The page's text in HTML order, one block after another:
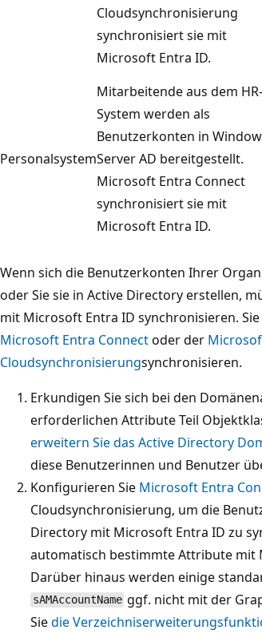
Cloudsynchronisierung
synchronisiert sie mit
Microsoft Entra ID.
Personalsystem
Mitarbeitende aus dem HR-
System werden als
Benutzerkonten in
Server AD bereitgestellt.
Microsoft Entra Connect
synchronisiert sie mit
Microsoft Entra ID.
Wenn sich die Benutzerkonten Ihrer
oder Sie sie in Active Directory erstellen,
mit Microsoft Entra ID synchronisieren.
Microsoft Entra Connectoder der
Cloudsynchronisierungsynchronisieren.
Erkundigen Sie sich bei den
erforderlichen Attribute Teil
erweitern Sie das Active Directory
diese Benutzerinnen und Benutzer
Konfigurieren Sie Microsoft Entra
Cloudsynchronisierung, um die
Directory mit Microsoft Entra ID zu
automatisch bestimmte Attribute mit
Darüber hinaus werden einige
sAMAccountName ggf. nicht mit der
Siedie